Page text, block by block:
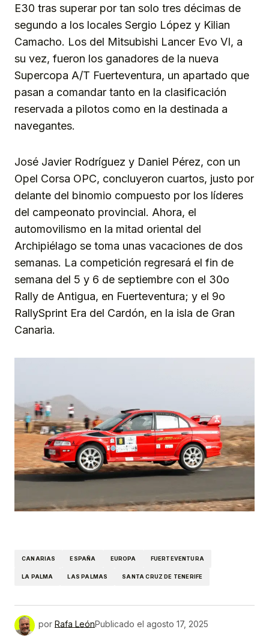
E30 tras superar por tan solo tres décimas de
segundo a los locales Sergio López y Kilian
Camacho. Los del Mitsubishi Lancer Evo VI, a
su vez, fueron los ganadores de la nueva
Supercopa A/T Fuerteventura, un apartado que
pasan a comandar tanto en la clasificación
reservada a pilotos como en la destinada a
navegantes.
José Javier Rodríguez y Daniel Pérez, con un
Opel Corsa OPC, concluyeron cuartos, justo por
delante del binomio compuesto por los líderes
del campeonato provincial. Ahora, el
automovilismo en la mitad oriental del
Archipiélago se toma unas vacaciones de dos
semanas. La competición regresará el fin de
semana del 5 y 6 de septiembre con el 30o
Rally de Antigua, en Fuerteventura; y el 9o
RallySprint Era del Cardón, en la isla de Gran
Canaria.
CANARIAS ESPAÑA EUROPA FUERTEVENTURA
LA PALMA LAS PALMAS SANTA CRUZ DE TENERIFE
por Rafa LeónPublicado el agosto 17, 2025